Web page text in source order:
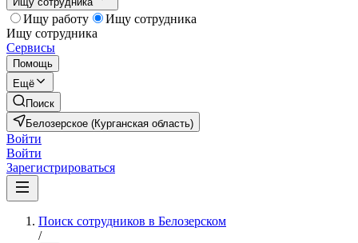
Ищу работу
Ищу сотрудника
Ищу сотрудника
Сервисы
Помощь
Ещё
Поиск
Белозерское (Курганская область)
Войти
Войти
Зарегистрироваться
Поиск сотрудников в Белозерском
/